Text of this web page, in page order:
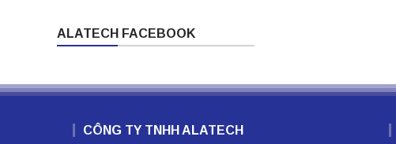
ALATECH FACEBOOK
CÔNG TY TNHH ALATECH